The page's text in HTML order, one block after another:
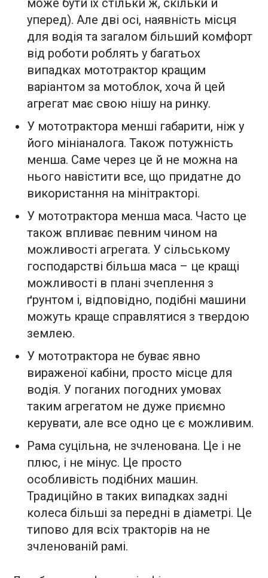
може бути їх стільки ж, скільки й
уперед). Але дві осі, наявність місця
для водія та загалом більший комфорт
від роботи роблять у багатьох
випадках мототрактор кращим
варіантом за мотоблок, хоча й цей
агрегат має свою нішу на ринку.
У мототрактора менші габарити, ніж у
його мініаналога. Також потужність
менша. Саме через це й не можна на
нього навістити все, що придатне до
використання на мінітракторі.
У мототрактора менша маса. Часто це
також впливає певним чином на
можливості агрегата. У сільському
господарстві більша маса – це кращі
можливості в плані зчеплення з
ґрунтом і, відповідно, подібні машини
можуть краще справлятися з твердою
землею.
У мототрактора не буває явно
вираженої кабіни, просто місце для
водія. У поганих погодних умовах
таким агрегатом не дуже приємно
керувати, але все одно це є можливим.
Рама суцільна, не зчленована. Це і не
плюс, і не мінус. Це просто
особливість подібних машин.
Традиційно в таких випадках задні
колеса більші за передні в діаметрі. Це
типово для всіх тракторів на не
зчленованій рамі.